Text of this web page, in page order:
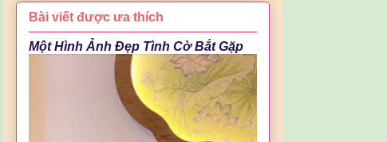
Bài viết được ưa thích
Một Hình Ảnh Đẹp Tình Cờ Bắt Gặp